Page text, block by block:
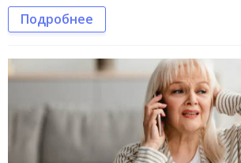
Подробнее